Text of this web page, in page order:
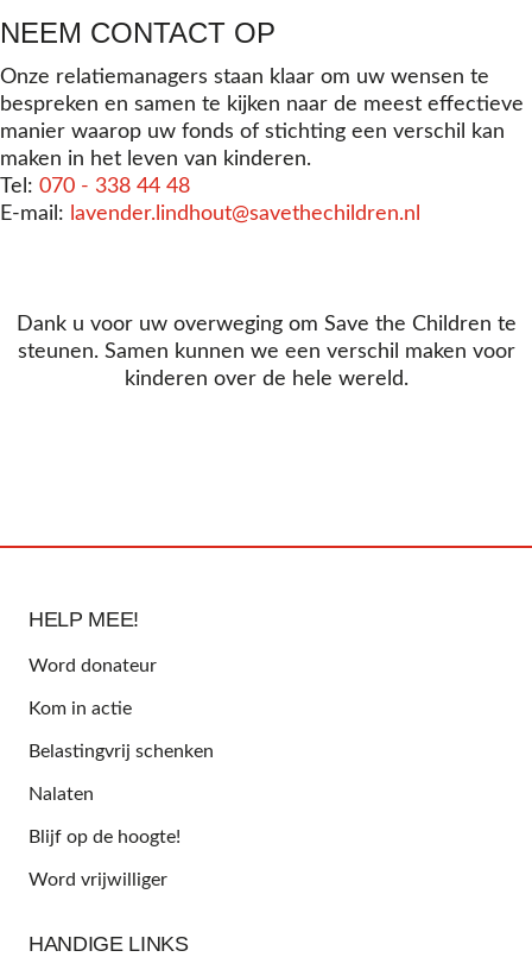
NEEM CONTACT OP
Onze relatiemanagers staan klaar om uw wensen te
bespreken en samen te kijken naar de meest effectieve
manier waarop uw fonds of stichting een verschil kan
maken in het leven van kinderen.
Tel: 070 - 338 44 48
E-mail: lavender.lindhout@​savethechildren.nl
Dank u voor uw overweging om Save the Children te
steunen. Samen kunnen we een verschil maken voor
kinderen over de hele wereld.
HELP MEE!
Word donateur
Kom in actie
Belastingvrij schenken
Nalaten
Blijf op de hoogte!
Word vrijwilliger
HANDIGE LINKS